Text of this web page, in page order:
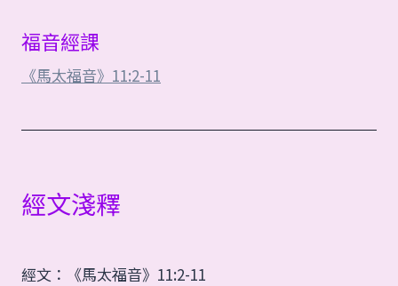
福音經課
《馬太福音》11:2-11
經文淺釋
經文：《馬太福音》11:2-11